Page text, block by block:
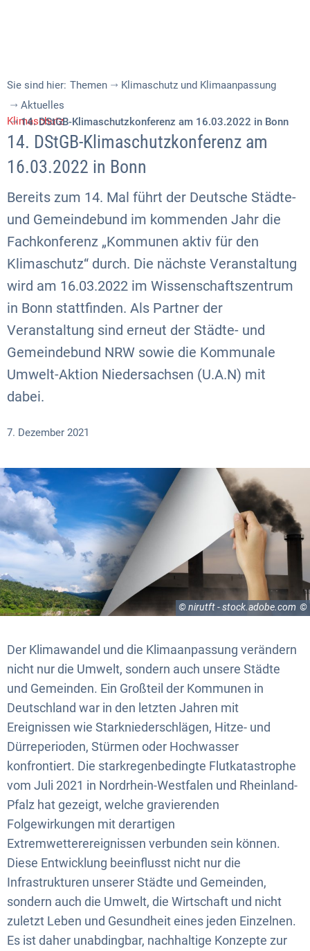
Sie sind hier: Themen
Klimaschutz und Klimaanpassung
Aktuelles
14. DStGB-Klimaschutzkonferenz am 16.03.2022 in Bonn
Klimaschutz
14. DStGB-Klimaschutzkonferenz am
16.03.2022 in Bonn
Bereits zum 14. Mal führt der Deutsche Städte-
und Gemeindebund im kommenden Jahr die
Fachkonferenz „Kommunen aktiv für den
Klimaschutz“ durch. Die nächste Veranstaltung
wird am 16.03.2022 im Wissenschaftszentrum
in Bonn stattfinden. Als Partner der
Veranstaltung sind erneut der Städte- und
Gemeindebund NRW sowie die Kommunale
Umwelt-Aktion Niedersachsen (U.A.N) mit
dabei.
7. Dezember 2021
© nirutft - stock.adobe.com
Der Klimawandel und die Klimaanpassung verändern
nicht nur die Umwelt, sondern auch unsere Städte
und Gemeinden. Ein Großteil der Kommunen in
Deutschland war in den letzten Jahren mit
Ereignissen wie Starkniederschlägen, Hitze- und
Dürreperioden, Stürmen oder Hochwasser
konfrontiert. Die starkregenbedingte Flutkatastrophe
vom Juli 2021 in Nordrhein-Westfalen und Rheinland-
Pfalz hat gezeigt, welche gravierenden
Folgewirkungen mit derartigen
Extremwetterereignissen verbunden sein können.
Diese Entwicklung beeinflusst nicht nur die
Infrastrukturen unserer Städte und Gemeinden,
sondern auch die Umwelt, die Wirtschaft und nicht
zuletzt Leben und Gesundheit eines jeden Einzelnen.
Es ist daher unabdingbar, nachhaltige Konzepte zur